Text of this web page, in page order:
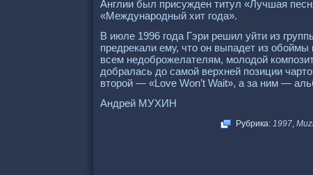
Англии был присужден титул «Лучшая
«Международный хит года».
В июле 1996 года Гэри решил уйти из
предрекали ему, что он выпадет из
всем недоброжелателям, молодой
добралась до самой верхней позиции
второй — «Love Won’t Wait», а за ним —
Андрей МУХИН
Рубрика: 1997,